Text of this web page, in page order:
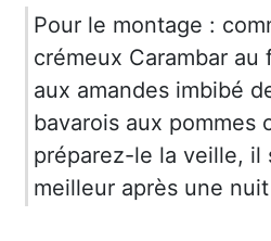
Pour le montage :
crémeux Carambar
aux amandes imbibé
bavarois aux pommes
préparez-le la veille, il
meilleur après une